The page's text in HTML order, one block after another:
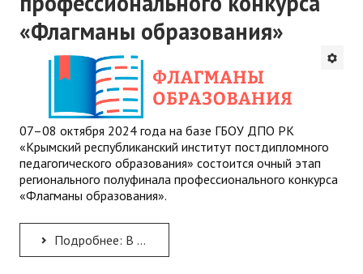
«Флагманы образования»
07–08 октября 2024 года на базе ГБОУ ДПО РК
«Крымский республиканский институт постдипломного
педагогического образования» состоится очный этап
регионального полуфинала профессионального конкурса
«Флагманы образования».
Подробнее: В Республике Крым стартовал региональный полуфинал профессионального конкурса «Флагманы образования»